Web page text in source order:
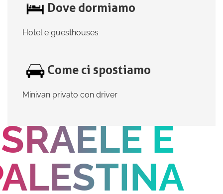
Dove dormiamo
Hotel e guesthouses
Come ci spostiamo
Minivan privato con driver
E